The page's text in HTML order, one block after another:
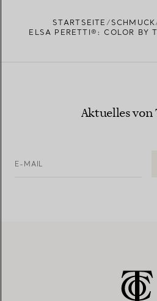
STARTSEITE SCHMUCK
ELSA PERETTI®: COLOR BY
Aktuelles von
E-MAIL